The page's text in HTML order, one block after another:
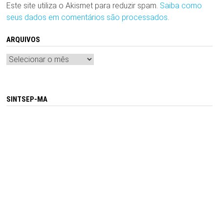
Este site utiliza o Akismet para reduzir spam. Saiba como
seus dados em comentários são processados
ARQUIVOS
Arquivos
SINTSEP-MA